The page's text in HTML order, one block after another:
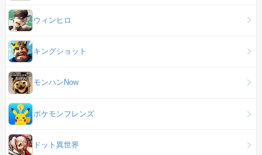
ウィンヒロ
キングショット
モンハンNow
ポケモンフレンズ
ドット異世界